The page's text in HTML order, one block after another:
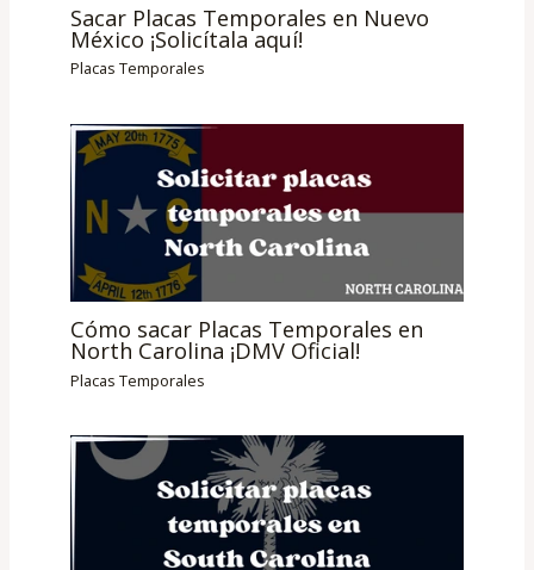
Sacar Placas Temporales en Nuevo
México ¡Solicítala aquí!
Placas Temporales
Cómo sacar Placas Temporales en
North Carolina ¡DMV Oficial!
Placas Temporales